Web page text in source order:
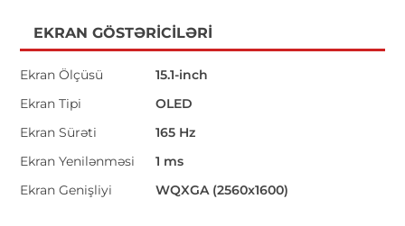
EKRAN GÖSTƏRICILƏRI
Ekran Ölçüsü
15.1-inch
Ekran Tipi
OLED
Ekran Sürəti
165 Hz
Ekran Yenilənməsi
1 ms
Ekran Genişliyi
WQXGA (2560x1600)